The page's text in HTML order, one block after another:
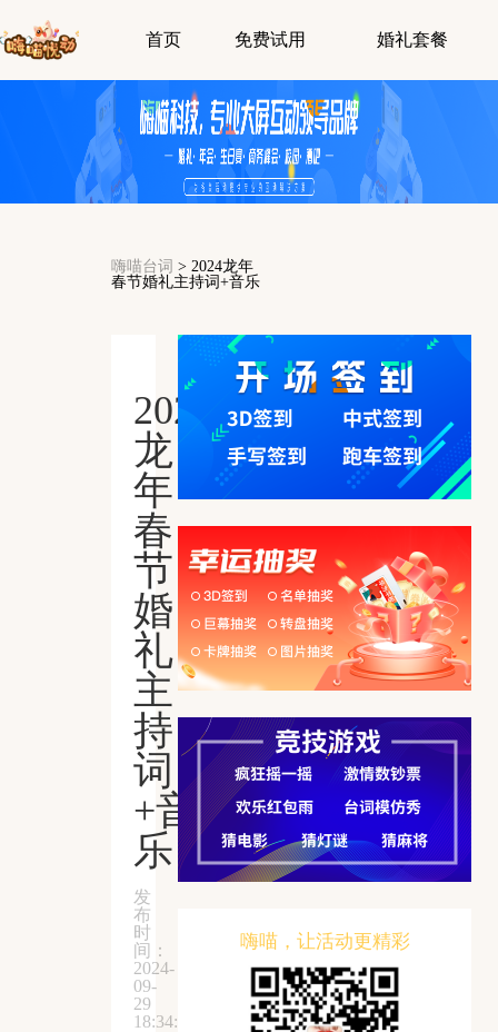
首页 免费试用 婚礼套餐
嗨喵台词 > 2024龙年
春节婚礼主持词+音乐
2024
龙
年
春
节
婚
礼
主
持
词
+音
乐
发
布
时
间：
2024-
09-
29
18:34:58
嗨喵，让活动更精彩